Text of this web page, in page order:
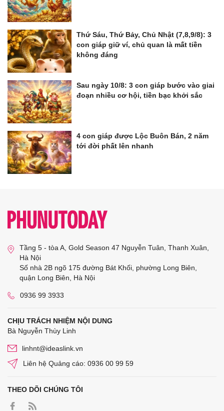
Thứ Sáu, Thứ Bảy, Chủ Nhật (7,8,9/8): 3
con giáp giữ ví, chủ quan là mất tiền
không đáng
Sau ngày 10/8: 3 con giáp bước vào giai
đoạn nhiều cơ hội, tiền bạc khởi sắc
4 con giáp được Lộc Buôn Bán, 2 năm
tới đời phất lên nhanh
Tầng 5 - tòa A, Gold Season 47 Nguyễn Tuân, Thanh Xuân,
Hà Nội
Số nhà 2B ngõ 175 đường Bát Khối, phường Long Biên,
quận Long Biên, Hà Nội
0936 99 3933
CHỊU TRÁCH NHIỆM NỘI DUNG
Bà Nguyễn Thùy Linh
linhnt@ideaslink.vn
Liên hệ Quảng cáo: 0936 00 99 59
THEO DÕI CHÚNG TÔI